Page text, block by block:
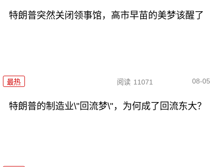
特朗普突然关闭领事馆，高市早苗的美梦该醒了
最热 阅读 11071 08-05
特朗普的制造业\"回流梦\"，为何成了回流东大？